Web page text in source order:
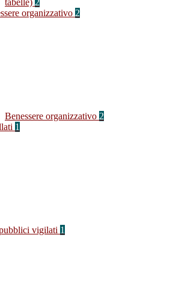
tabelle) 2
organizzativo 2
Benessere organizzativo 2
1
vigilati 1